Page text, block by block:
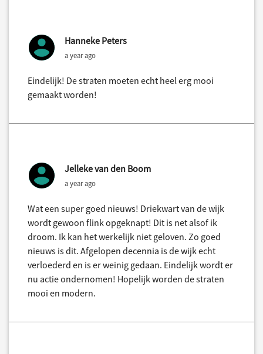
Hanneke Peters
a year ago
Eindelijk! De straten moeten echt heel erg mooi
gemaakt worden!
Jelleke van den Boom
a year ago
Wat een super goed nieuws! Driekwart van de wijk
wordt gewoon flink opgeknapt! Dit is net alsof ik
droom. Ik kan het werkelijk niet geloven. Zo goed
nieuws is dit. Afgelopen decennia is de wijk echt
verloederd en is er weinig gedaan. Eindelijk wordt er
nu actie ondernomen! Hopelijk worden de straten
mooi en modern.